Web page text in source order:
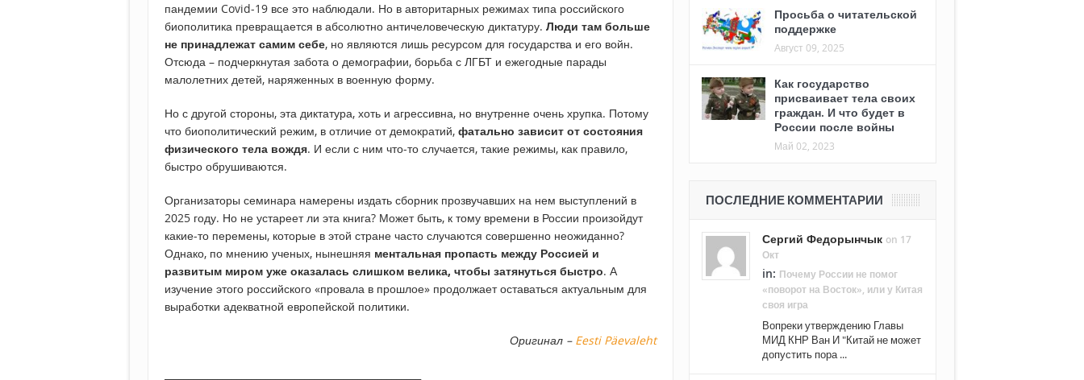
пандемии Covid-19 все это наблюдали. Но в авторитарных режимах типа российского
биополитика превращается в абсолютно античеловеческую диктатуру. Люди там больше
не принадлежат самим себе, но являются лишь ресурсом для государства и его войн.
Отсюда – подчеркнутая забота о демографии, борьба с ЛГБТ и ежегодные парады
малолетних детей, наряженных в военную форму.
Но с другой стороны, эта диктатура, хоть и агрессивна, но внутренне очень хрупка. Потому
что биополитический режим, в отличие от демократий, фатально зависит от состояния
физического тела вождя. И если с ним что-то случается, такие режимы, как правило,
быстро обрушиваются.
Организаторы семинара намерены издать сборник прозвучавших на нем выступлений в
2025 году. Но не устареет ли эта книга? Может быть, к тому времени в России произойдут
какие-то перемены, которые в этой стране часто случаются совершенно неожиданно?
Однако, по мнению ученых, нынешняя ментальная пропасть между Россией и
развитым миром уже оказалась слишком велика, чтобы затянуться быстро. А
изучение этого российского «провала в прошлое» продолжает оставаться актуальным для
выработки адекватной европейской политики.
Оригинал – Eesti Päevaleht
Просьба о читательской
поддержке
Август 09, 2025
Как государство
присваивает тела своих
граждан. И что будет в
России после войны
Май 02, 2023
ПОСЛЕДНИЕ КОММЕНТАРИИ
Сергий Федорынчык on 17
Окт
in: Почему России не помог
«поворот на Восток», или у Китая
своя игра
Вопреки утверждению Главы
МИД КНР Ван И "Китай не может
допустить пора ...